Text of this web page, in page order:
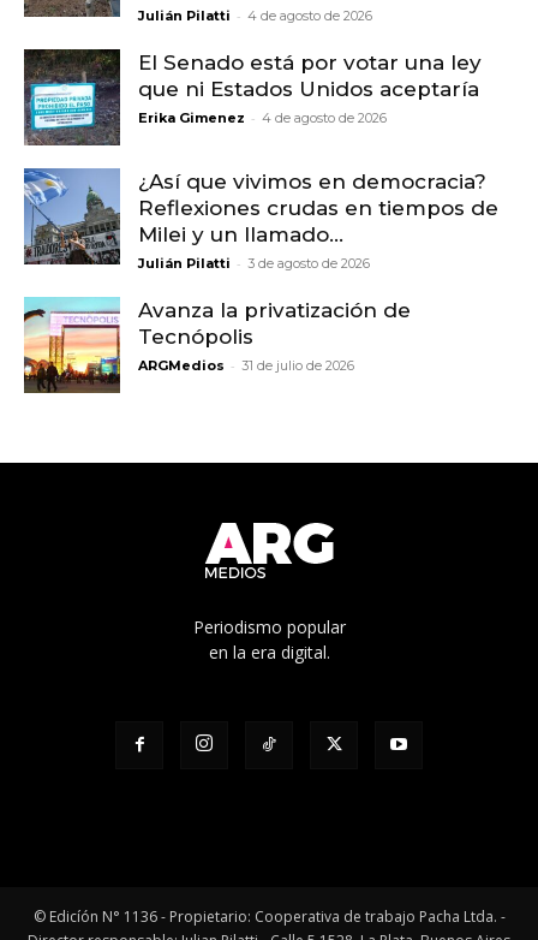
Julián Pilatti - 4 de agosto de 2026
El Senado está por votar una ley
que ni Estados Unidos aceptaría
Erika Gimenez - 4 de agosto de 2026
¿Así que vivimos en democracia?
Reflexiones crudas en tiempos de
Milei y un llamado...
Julián Pilatti - 3 de agosto de 2026
Avanza la privatización de
Tecnópolis
ARGMedios - 31 de julio de 2026
Periodismo popular
en la era digital.
© Edicíón N° 1136 - Propietario: Cooperativa de trabajo Pacha Ltda. -